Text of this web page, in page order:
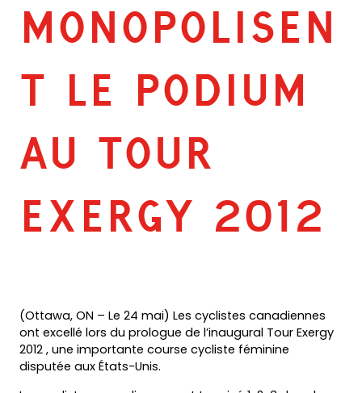
MONOPOLISEN
T LE PODIUM
AU TOUR
EXERGY 2012
(Ottawa, ON – Le 24 mai) Les cyclistes canadiennes
ont excellé lors du prologue de l’inaugural Tour Exergy
2012 , une importante course cycliste féminine
disputée aux États-Unis.